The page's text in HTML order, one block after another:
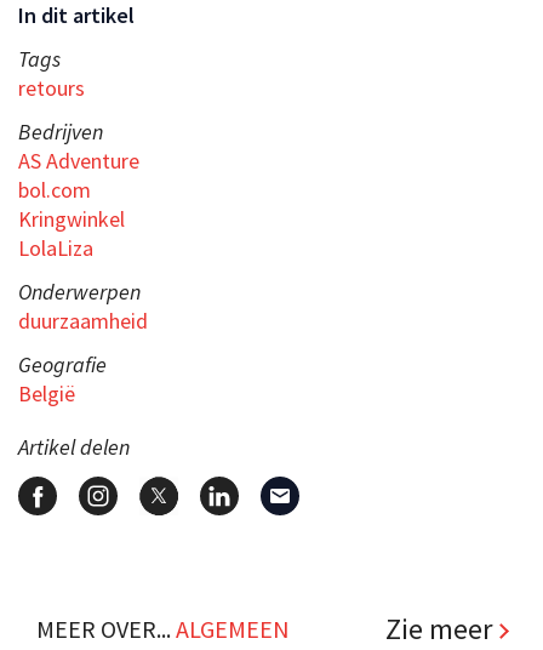
In dit artikel
Tags
retours
Bedrijven
AS Adventure
bol.com
Kringwinkel
LolaLiza
Onderwerpen
duurzaamheid
Geografie
België
Artikel delen
MEER OVER...ALGEMEEN Zie meer